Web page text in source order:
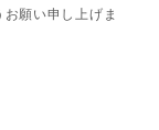
願い申し上げま